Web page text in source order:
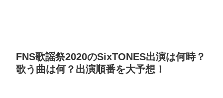
FNS歌謡祭2020のSixTONES出演は何時？
歌う曲は何？出演順番を大予想！